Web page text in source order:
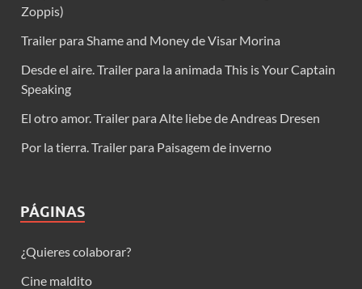
Zoppis)
Trailer para Shame and Money de Visar Morina
Desde el aire. Trailer para la animada This is Your Captain
Speaking
El otro amor. Trailer para Alte liebe de Andreas Dresen
Por la tierra. Trailer para Paisagem de inverno
PÁGINAS
¿Quieres colaborar?
Cine maldito